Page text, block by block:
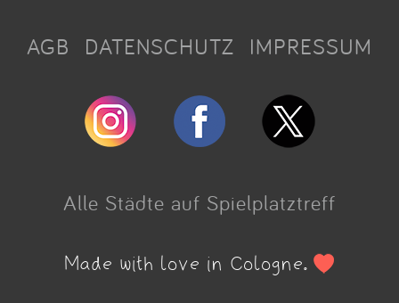
AGB DATENSCHUTZ IMPRESSUM
Alle Städte auf Spielplatztreff
Made with love in Cologne.